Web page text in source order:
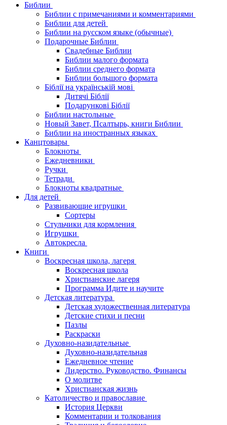
Библии
Библии с примечаниями и комментариями
Библии для детей
Библии на русском языке (обычные)
Подарочные Библии
Свадебные Библии
Библии малого формата
Библии среднего формата
Библии большого формата
Біблії на українській мові
Дитячі Біблії
Подарункові Біблії
Библии настольные
Новый Завет, Псалтырь, книги Библии
Библии на иностранных языках
Канцтовары
Блокноты
Ежедневники
Ручки
Тетради
Блокноты квадратные
Для детей
Развивающие игрушки
Сортеры
Стульчики для кормления
Игрушки
Автокресла
Книги
Воскресная школа, лагеря
Воскресная школа
Христианские лагеря
Программа Идите и научите
Детская литература
Детская художественная литература
Детские стихи и песни
Пазлы
Раскраски
Духовно-назидательные
Духовно-назидательная
Ежедневное чтение
Лидерство. Руководство. Финансы
О молитве
Христианская жизнь
Католичество и православие
История Церкви
Комментарии и толкования